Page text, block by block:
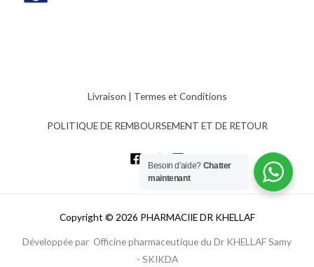
Livraison | Termes et Conditions
POLITIQUE DE REMBOURSEMENT ET DE RETOUR
Copyright © 2026 PHARMACIIE DR KHELLAF
Développée par Officine pharmaceutique du Dr KHELLAF Samy
- SKIKDA
Besoin d'aide? Chatter
maintenant